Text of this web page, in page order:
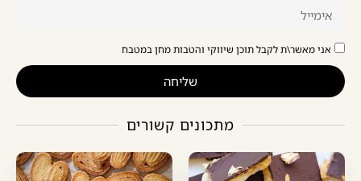
אני מאשר\ת לקבל תוכן שיווקי והטבות מחן במטבח
שליחה
מתכונים קשורים